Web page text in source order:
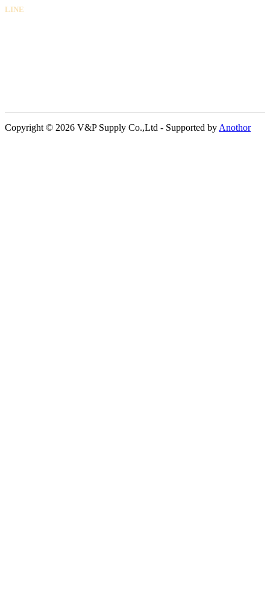
LINE
Copyright © 2026 V&P Supply Co.,Ltd - Supported by Anothor